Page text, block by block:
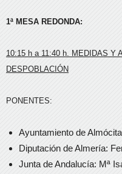
1ª MESA REDONDA:
10:15 h a 11:40 h. MEDIDAS Y
DESPOBLACIÓN
PONENTES:
Ayuntamiento de
Diputación de Almería:
Junta de Andalucía: Mª